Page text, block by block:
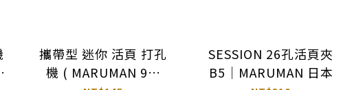
攜帶型 迷你 活頁 打孔
機 ( MARUMAN 9孔
SESSION 26孔活頁夾
B5｜MARUMAN 日本